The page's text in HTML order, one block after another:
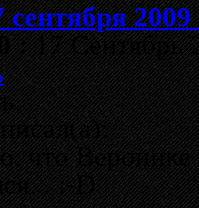
2009
:17 Сентябрь
что Веронике
:-D